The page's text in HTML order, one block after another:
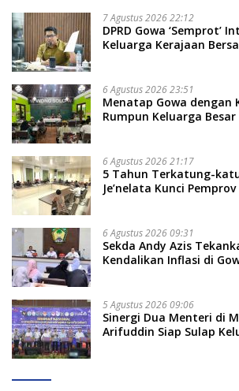
7 Agustus 2026 22:12
DPRD Gowa ‘Semprot’
Keluarga Kerajaan
6 Agustus 2026 23:51
Menatap Gowa dengan
Rumpun Keluarga
Soal Adat dan Adab
6 Agustus 2026 21:17
5 Tahun Terkatung-
Je’nelata Kunci
6 Agustus 2026 09:31
Sekda Andy Azis
Kendalikan Inflasi di
5 Agustus 2026 09:06
Sinergi Dua Menteri di
Arifuddin Siap Sulap